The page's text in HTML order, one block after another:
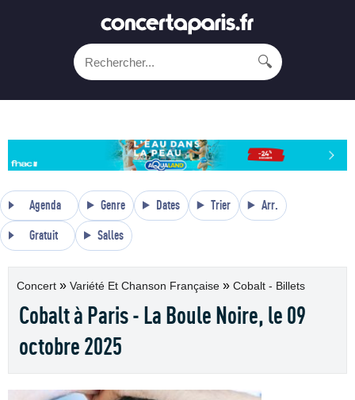
🔍
Agenda Genre Dates Trier Arr.
Gratuit Salles
Concert » Variété Et Chanson Française » Cobalt - Billets
Cobalt à Paris - La Boule Noire, le 09
octobre 2025